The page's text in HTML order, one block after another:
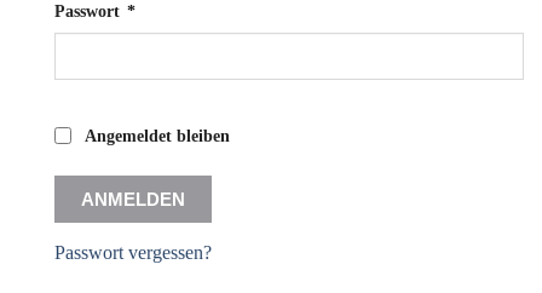
Passwort *Erforderlich
Angemeldet bleiben
ANMELDEN
Passwort vergessen?